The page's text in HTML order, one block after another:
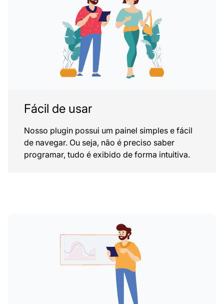
Fácil de usar
Nosso plugin possui um painel simples e fácil
de navegar. Ou seja, não é preciso saber
programar, tudo é exibido de forma intuitiva.